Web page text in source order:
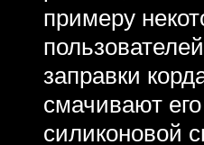
примеру
заправки
смачивают
силиконовой